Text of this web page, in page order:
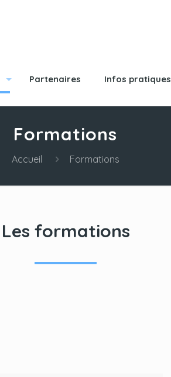
Partenaires Infos pratiques
Formations
Accueil Formations
Les formations